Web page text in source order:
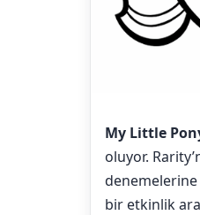
My Little
oluyor.
denemelerine
bir etkinlik